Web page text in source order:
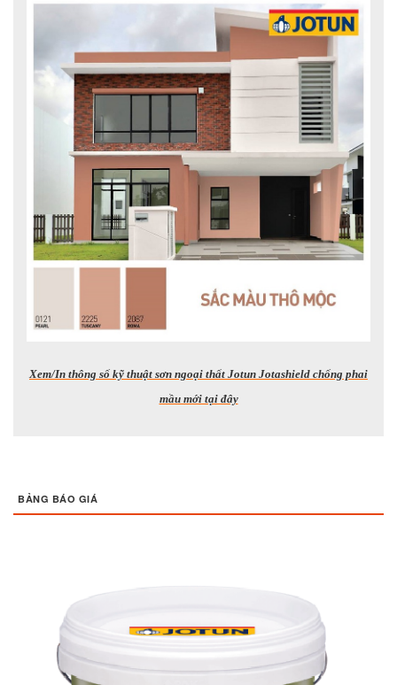
Xem/In thông số kỹ thuật sơn ngoại thất Jotun Jotashield chống phai
mầu mới tại đây
BẢNG BÁO GIÁ